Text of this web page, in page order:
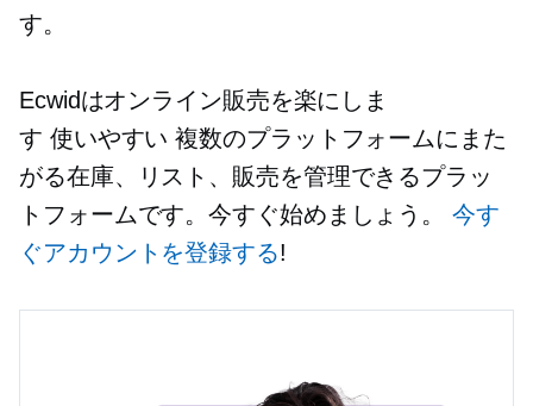
す。
Ecwidはオンライン販売を楽にしま
す 使いやすい 複数のプラットフォームにまた
がる在庫、リスト、販売を管理できるプラッ
トフォームです。今すぐ始めましょう。今す
ぐアカウントを登録する!